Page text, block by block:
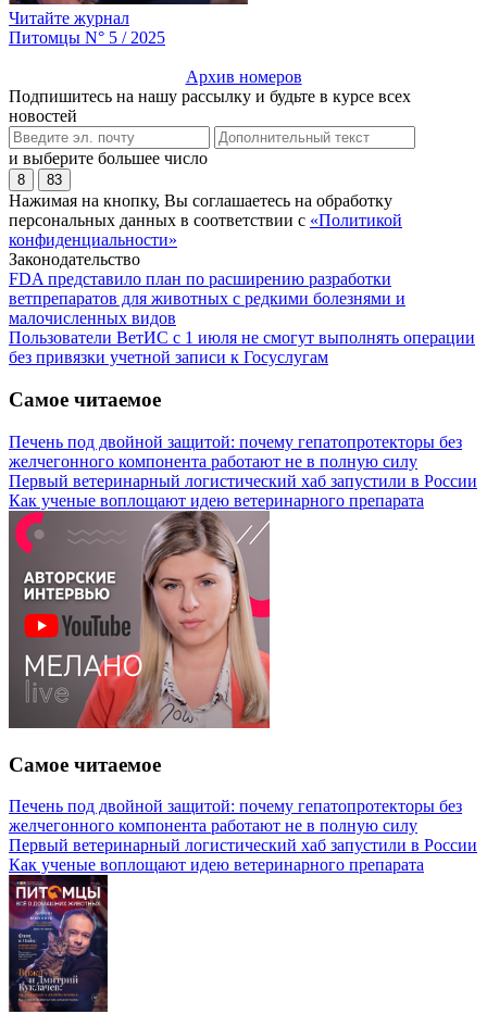
Читайте журнал
Питомцы N° 5 / 2025
Архив номеров
Подпишитесь на нашу рассылку и будьте в курсе всех
новостей
и выберите большее число
8 83
Нажимая на кнопку, Вы соглашаетесь на обработку
персональных данных в соответствии с «Политикой
конфиденциальности»
Законодательство
FDA представило план по расширению разработки
ветпрепаратов для животных с редкими болезнями и
малочисленных видов
Пользователи ВетИС с 1 июля не смогут выполнять операции
без привязки учетной записи к Госуслугам
Самое читаемое
Печень под двойной защитой: почему гепатопротекторы без
желчегонного компонента работают не в полную силу
Первый ветеринарный логистический хаб запустили в России
Как ученые воплощают идею ветеринарного препарата
Самое читаемое
Печень под двойной защитой: почему гепатопротекторы без
желчегонного компонента работают не в полную силу
Первый ветеринарный логистический хаб запустили в России
Как ученые воплощают идею ветеринарного препарата